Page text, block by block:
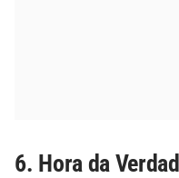
6. Hora da